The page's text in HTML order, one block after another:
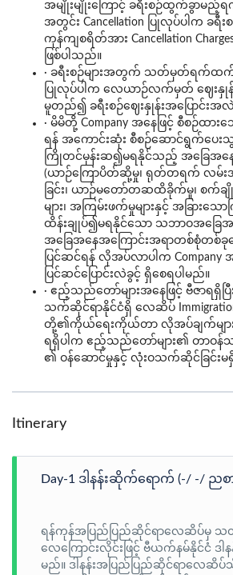
အမျိုးမျိုးကြောင့် ခရီးစဉ်ထွက်ခွာမည့်
အတွင်း Cancellation ပြုလုပ်ပါက ခရီ
ကုန်ကျစရိတ်အား Cancellation
ဖြစ်ပါသည်။
· ခရီးစဉ်များအတွက် သတ်မှတ်ရက်ထက်
ပြုလုပ်ပါက လေယာဉ်လက်မှတ် ဈေးနှုန်း
မူတည်၍ ခရီးစဉ်ဈေးနှုန်းအပြောင်းအ
· မိမိတို့ Company အနေဖြင့် စီစဉ်ထား
ရန် အကောင်းဆုံး စီစဉ်ဆောင်ရွက်ပေး
ကြိုတင်မှန်းဆ၍မရနိုင်သည့် အခြေအနေ
(ယာဉ်ကြောပိတ်ဆို့မှု၊ ရုတ်တရက် လမ်းအ
ခြင်း၊ ယာဉ်မတော်တဆထိခိုက်မှု၊ စက်ချို့ယွ
များ၊ အကြမ်းဖက်မှုများနှင့် အခြားသ
ထိန်းချုပ်၍မရနိုင်သော သဘာဝအခြေအ
အခြေအနေအကြောင်းအရာတစ်စုံတစ်ခုက
ပြင်ဆင်ရန် လိုအပ်လာပါက Company အ
ပြင်ဆင်ပြောင်းလဲခွင့် ရှိစေရပါမည်။
· ဧည့်သည်တော်များအနေဖြင့် ဗီဇာရရှိပ
သက်ဆိုင်ရာနိုင်ငံရှိ လေဆိပ်
တို့၏ကိုယ်ရေးကိုယ်တာ လိုအပ်ချက်များက
ရရှိပါက ဧည့်သည်တော်များ၏ တာဝန်သာဖြ
၏ ဝန်ဆောင်မှုနှင့် လုံးဝသက်ဆိုင်ခြင်းမရှိ
Itinerary
Day-1 ဒါနန်းဆိုက်ရောက် (-/ -/ ညစ
ရန်ကုန်အပြည်ပြည်ဆိုင်ရာလေဆိပ်မှ သ
လေကြောင်းလိုင်းဖြင့် ဗီယက်နမ်နိုင်ငံ ဒါ
မည်။ ဒါနန်းအပြည်ပြည်ဆိုင်ရာလေဆိပ်